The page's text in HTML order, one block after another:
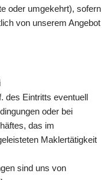
oder umgekehrt), sofern
von unserem Angebot
des Eintritts eventuell
oder bei
das im
Maklertätigkeit
sind uns von